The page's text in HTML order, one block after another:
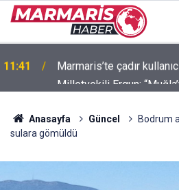
11:11
Milletvekili Ergun:
Ortaya Konulamadı”
Anasayfa Güncel
Bodrum
sulara gömüldü